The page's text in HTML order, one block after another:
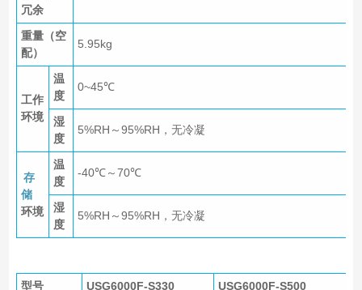
冗余
重量（空
配）
5.95kg
工作
环境
温
度
0~45℃
湿
度
5%RH～95%RH，无冷凝
存
储
环境
温
度
-40℃～70℃
湿
度
5%RH～95%RH，无冷凝
型号 USG6000F-S330 USG6000F-S500